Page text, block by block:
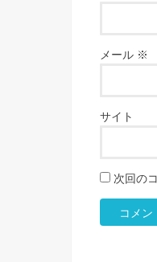
メール ※
サイト
次回の